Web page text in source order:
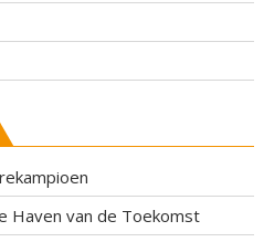
Haven van de Toekomst